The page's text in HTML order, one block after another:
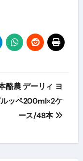
酪農 デーリィ ヨ
ッペ200ml×2ケ
ース/48本